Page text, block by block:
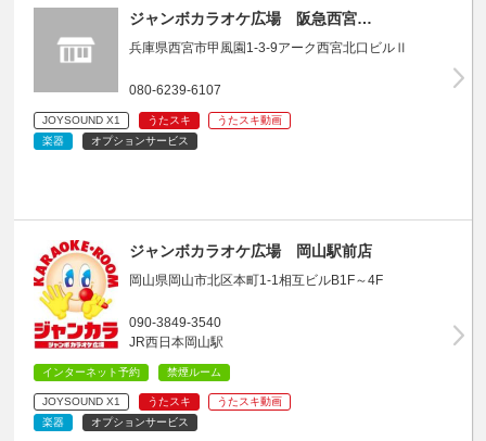
ジャンボカラオケ広場 阪急西宮…
兵庫県西宮市甲風園1-3-9アーク西宮北口ビルⅡ
080-6239-6107
JOYSOUND X1 うたスキ
うたスキ動画
楽器
オプションサービス
ジャンボカラオケ広場 岡山駅前店
岡山県岡山市北区本町1-1相互ビルB1F～4F
090-3849-3540
JR西日本岡山駅
インターネット予約 禁煙ルーム
JOYSOUND X1 うたスキ
うたスキ動画
楽器
オプションサービス